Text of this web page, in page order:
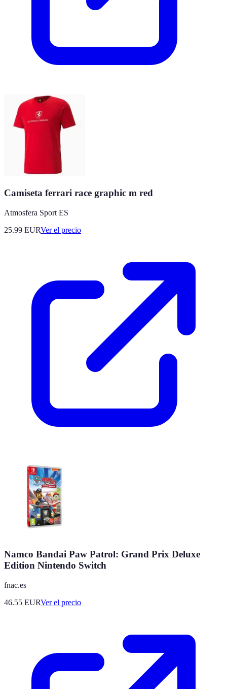
Camiseta ferrari race graphic m red
Atmosfera Sport ES
25.99 EURVer el precio
Namco Bandai Paw Patrol: Grand Prix Deluxe
Edition Nintendo Switch
fnac.es
46.55 EURVer el precio